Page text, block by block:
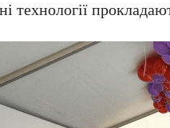
технології